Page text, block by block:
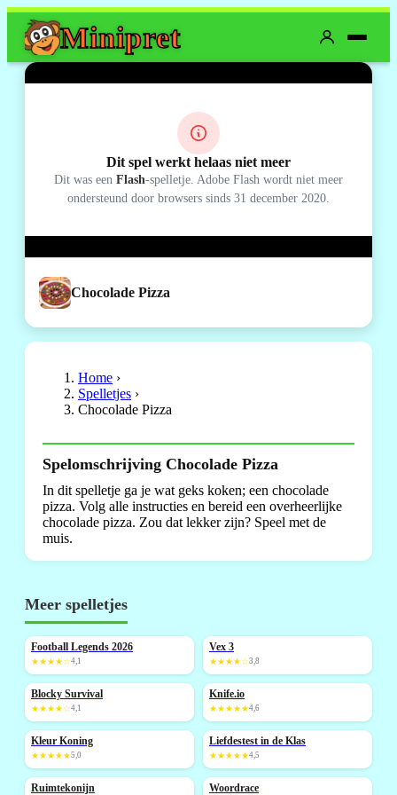
Minipret
Dit spel werkt helaas niet meer
Dit was een Flash-spelletje. Adobe Flash wordt niet meer
ondersteund door browsers sinds 31 december 2020.
Chocolade Pizza
Home ›
Spelletjes ›
Chocolade Pizza
Spelomschrijving Chocolade Pizza
In dit spelletje ga je wat geks koken; een chocolade
pizza. Volg alle instructies en bereid een overheerlijke
chocolade pizza. Zou dat lekker zijn? Speel met de
muis.
Meer spelletjes
NIEUW
Football Legends 2026
★★★★☆4,1
NIEUW
Vex 3
★★★★☆3,8
NIEUW
Blocky Survival
★★★★☆4,1
NIEUW
Knife.io
★★★★★4,6
NIEUW
Kleur Koning
★★★★★5,0
NIEUW
Liefdestest in de Klas
★★★★★4,5
NIEUW
Ruimtekonijn NIEUW
Woordrace